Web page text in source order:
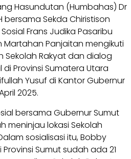
Hasundutan (Humbahas) Dr
bersama Sekda Chiristison
Frans Judika Pasaribu
Martahan Panjaitan mengikuti
Sekolah Rakyat dan dialog
Provinsi Sumatera Utara
Yusuf di Kantor Gubernur
2025.
bersama Gubernur Sumut
meninjau lokasi Sekolah
sosialisasi itu, Bobby
Sumut sudah ada 21